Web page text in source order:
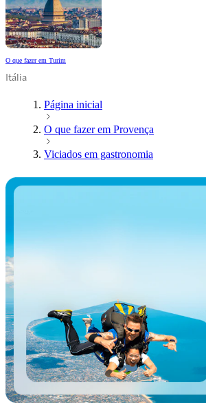
O que fazer em Turim
Itália
Página inicial
O que fazer em Provença
Viciados em gastronomia